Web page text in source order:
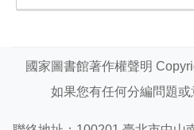
國家圖書館著作權聲明
如果您有任何分編問題或